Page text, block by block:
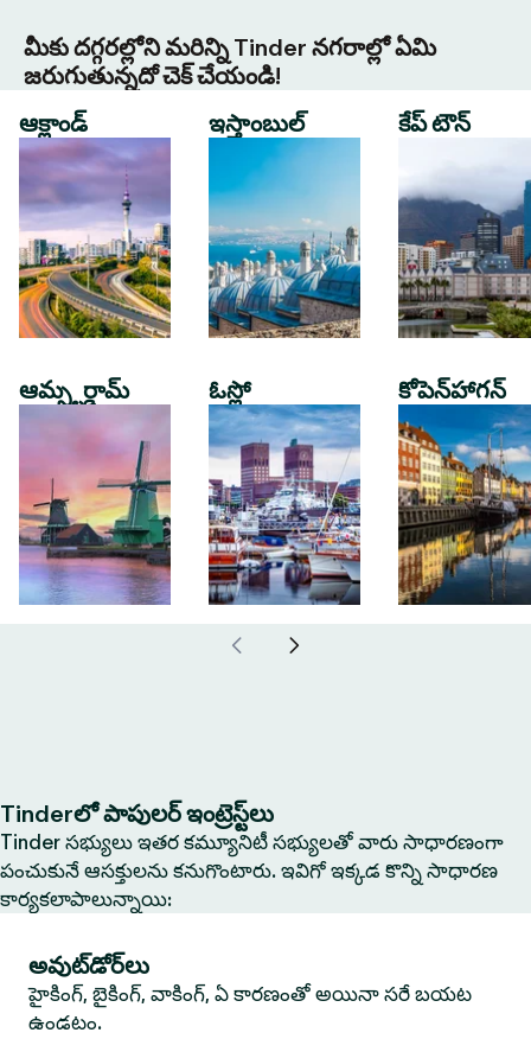
మీకు దగ్గరల్లోని మరిన్ని Tinder నగరాల్లో ఏమి
జరుగుతున్నదో చెక్ చేయండి!
ఆక్లాండ్
ఆమ్స్టర్డామ్
ఇస్తాంబుల్
ఓస్లో
కేప్ టౌన్
కోపెన్‌హాగన్
Tinderలో పాపులర్ ఇంట్రెస్ట్‌లు
Tinder సభ్యులు ఇతర కమ్యూనిటీ సభ్యులతో వారు సాధారణంగా
పంచుకునే ఆసక్తులను కనుగొంటారు. ఇవిగో ఇక్కడ కొన్ని సాధారణ
కార్యకలాపాలున్నాయి:
అవుట్‌డోర్‌లు
హైకింగ్, బైకింగ్, వాకింగ్, ఏ కారణంతో అయినా సరే బయట
ఉండటం.